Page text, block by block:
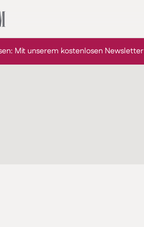
Mit unserem kostenlosen Newsletter